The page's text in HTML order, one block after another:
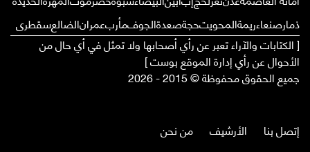
ذمارصنعاءريمةالمحويتحجةصعدةالجوفمأربعمرانالضالعسقطرى
[ الكتابات والآراء تعبر عن رأي أصحابها ولا تمثل في أي حال من
الأحوال عن رأي إدارة الموقع بوست ]
جميع الحقوق محفوظة © 2015 - 2026
إتصل بنا الأرشيف من نحن